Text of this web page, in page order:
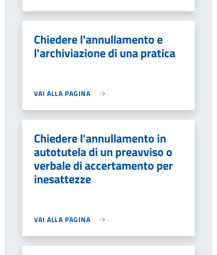
Chiedere l'annullamento e
l'archiviazione di una pratica
VAI ALLA PAGINA
Chiedere l'annullamento in
autotutela di un preavviso o
verbale di accertamento per
inesattezze
VAI ALLA PAGINA